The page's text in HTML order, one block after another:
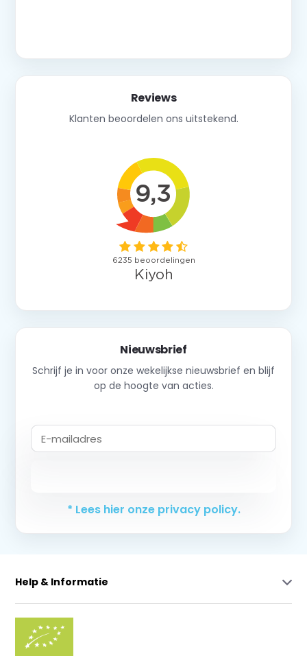
Reviews
Klanten beoordelen ons uitstekend.
Nieuwsbrief
Schrijf je in voor onze wekelijkse nieuwsbrief en blijf
op de hoogte van acties.
* Lees hier onze privacy policy.
Help & Informatie